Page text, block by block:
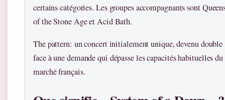
certains catégories. Les groupes accompagnants sont
of the Stone Age et Acid Bath.
The pattern: un concert initialement unique, devenu double
face à une demande qui dépasse les capacités habituelles du
marché français.